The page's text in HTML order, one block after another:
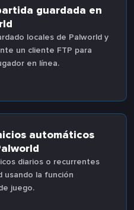
guardada en
locales de Palworld y
un cliente FTP para
en línea.
automáticos
diarios o recurrentes
usando la función
juego.